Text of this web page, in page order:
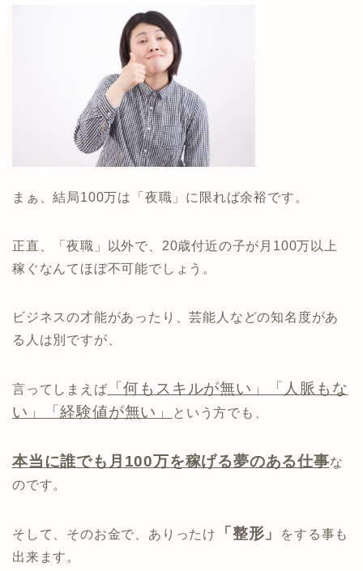
まぁ、結局100万は「夜職」に限れば余裕です。
正直、「夜職」以外で、20歳付近の子が月100万以上
稼ぐなんてほぼ不可能でしょう。
ビジネスの才能があったり、芸能人などの知名度があ
る人は別ですが、
言ってしまえば
「何もスキルが無い」「人脈もな
い」「経験値が無い」
という方でも、
本当に誰でも月100万を稼げる夢のある仕事な
のです。
そして、そのお金で、ありったけ 「整形」
をする事も
出来ます。